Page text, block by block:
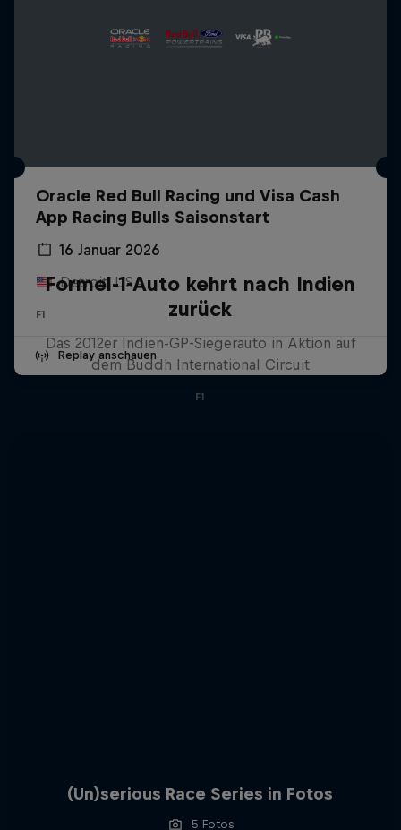
Oracle Red Bull Racing und Visa Cash
App Racing Bulls Saisonstart
16 Januar 2026
Detroit, USA
F1
Replay anschauen
Formel-1-Auto kehrt nach Indien
zurück
Das 2012er Indien-GP-Siegerauto in Aktion auf
dem Buddh International Circuit
F1
(Un)serious Race Series in Fotos
5 Fotos